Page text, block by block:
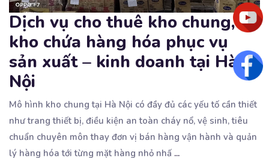
Dịch vụ cho thuê kho chung,
kho chứa hàng hóa phục vụ
sản xuất – kinh doanh tại Hà
Nội
Mô hình kho chung tại Hà Nội có đầy đủ các yếu tố cần thiết
như trang thiết bị, điều kiện an toàn cháy nổ, vệ sinh, tiêu
chuẩn chuyên môn thay đơn vị bán hàng vận hành và quản
lý hàng hóa tới từng mặt hàng nhỏ nhấ ...